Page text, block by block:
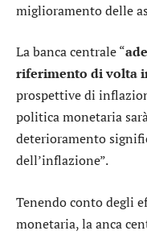
miglioramento delle
La banca centrale “
riferimento di volta
prospettive di
politica monetaria
deterioramento
dell’inflazione”.
Tenendo conto degli
monetaria, la anca